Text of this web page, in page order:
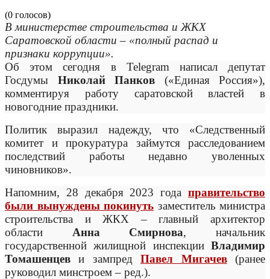
(0 голосов)
В министерстве строительства и ЖКХ
Саратовской области – «полный распад и
признаки коррупции».
Об этом сегодня в Telegram написал депутат
Гоcдумы Николай Панков («Единая Россия»),
комментируя работу саратовской властей в
новогодние праздники.
Политик выразил надежду, что «Следственный
комитет и прокуратура займутся расследованием
последствий работы недавно уволенных
чиновников».
Напомним, 28 декабря 2023 года правительство
были вынуждены покинуть заместитель министра
строительства и ЖКХ – главный архитектор
области Анна Смирнова, начальник
государственной жилищной инспекции Владимир
Томашенцев и зампредПавел Мигачев(ранее
руководил минстроем – ред.).